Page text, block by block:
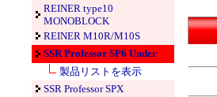
REINER type10
MONOBLOCK
REINER M10R/M10S
SSR Professor SP6 Under
製品リストを表示
SSR Professor SPX